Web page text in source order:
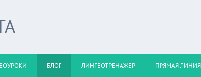
БЛОГ ЛИНГВОТРЕНАЖЕР ПРЯМАЯ ЛИНИЯ